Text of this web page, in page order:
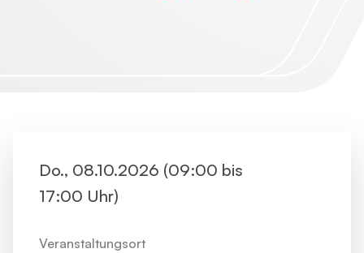
Do., 08.10.2026 (09:00 bis
17:00 Uhr)
Veranstaltungsort